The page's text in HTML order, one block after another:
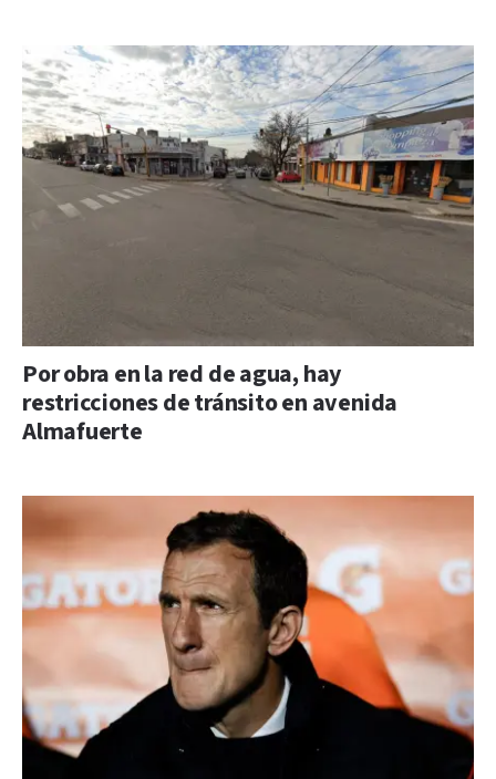
Por obra en la red de agua, hay
restricciones de tránsito en avenida
Almafuerte